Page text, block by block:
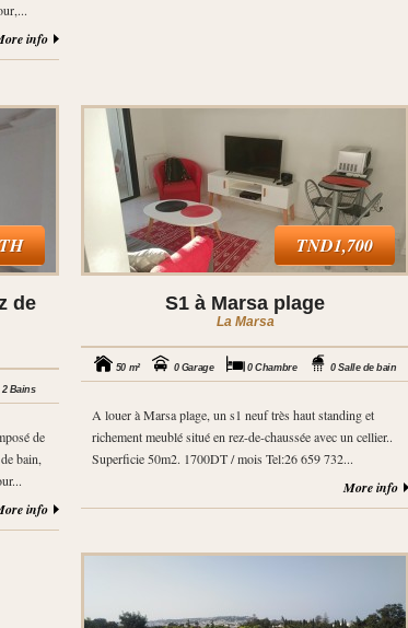
info
de
2 Bains
de
bain,
info
TND1,700
S1 à Marsa plage
La Marsa
50 m² 0 Garage 0 Chambre 0 Salle de bain
A louer à Marsa plage, un s1 neuf très haut standing et
richement meublé situé en rez-de-chaussée avec un cellier..
Superficie 50m2. 1700DT / mois Tel:26 659 732...
More info